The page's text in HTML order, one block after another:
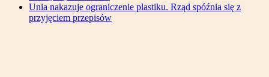
Unia nakazuje ograniczenie plastiku. Rząd spóźnia się z
przyjęciem przepisów